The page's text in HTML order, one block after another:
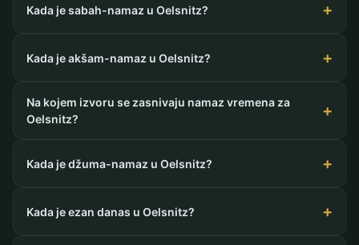
Kada je sabah-namaz u Oelsnitz?
Kada je akšam-namaz u Oelsnitz?
Na kojem izvoru se zasnivaju namaz vremena za
Oelsnitz?
Kada je džuma-namaz u Oelsnitz?
Kada je ezan danas u Oelsnitz?